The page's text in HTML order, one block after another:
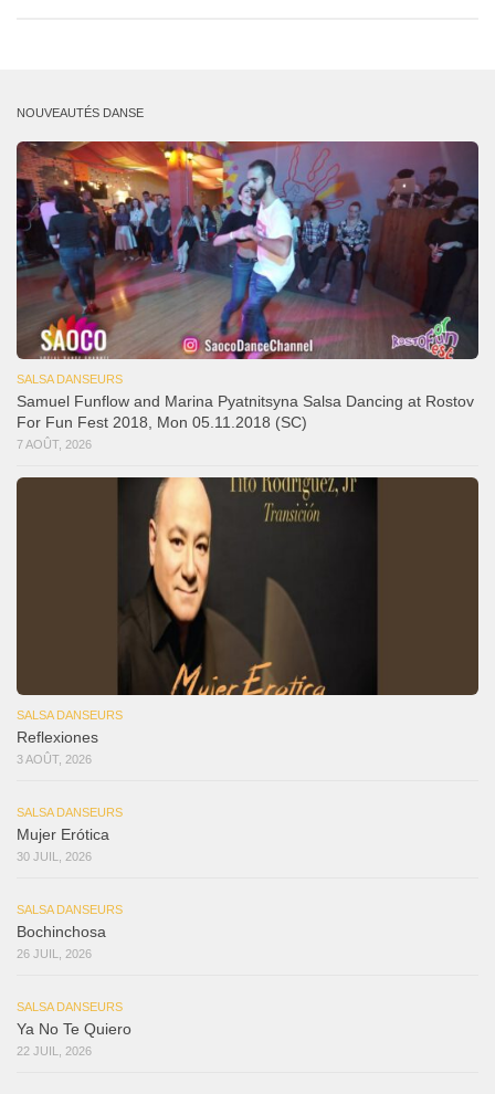
NOUVEAUTÉS DANSE
SALSA DANSEURS
Samuel Funflow and Marina Pyatnitsyna Salsa Dancing at Rostov
For Fun Fest 2018, Mon 05.11.2018 (SC)
7 AOÛT, 2026
SALSA DANSEURS
Reflexiones
3 AOÛT, 2026
SALSA DANSEURS
Mujer Erótica
30 JUIL, 2026
SALSA DANSEURS
Bochinchosa
26 JUIL, 2026
SALSA DANSEURS
Ya No Te Quiero
22 JUIL, 2026